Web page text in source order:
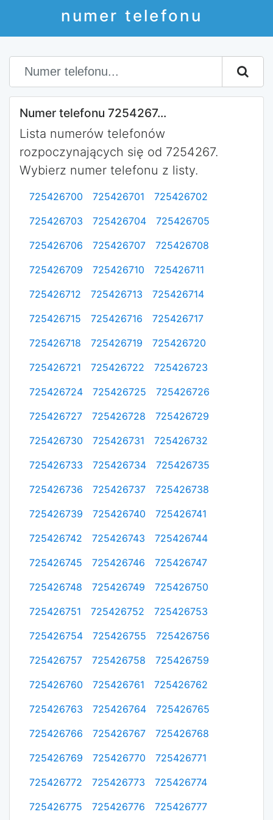
numer telefonu
Numer telefonu 7254267...
Lista numerów telefonów
rozpoczynających się od 7254267.
Wybierz numer telefonu z listy.
725426700 725426701
725426702
725426703
725426704
725426705
725426706
725426707
725426708
725426709
725426710
725426711
725426712
725426713
725426714
725426715
725426716
725426717
725426718
725426719
725426720
725426721
725426722
725426723
725426724
725426725
725426726
725426727
725426728
725426729
725426730
725426731
725426732
725426733
725426734
725426735
725426736
725426737
725426738
725426739
725426740
725426741
725426742
725426743
725426744
725426745
725426746
725426747
725426748
725426749
725426750
725426751
725426752
725426753
725426754
725426755
725426756
725426757
725426758
725426759
725426760
725426761
725426762
725426763
725426764
725426765
725426766
725426767
725426768
725426769
725426770
725426771
725426772
725426773
725426774
725426775
725426776 725426777